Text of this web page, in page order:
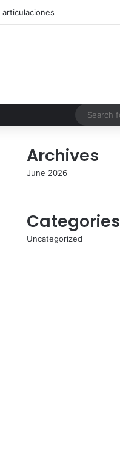
Archives
June 2026
Categories
Uncategorized